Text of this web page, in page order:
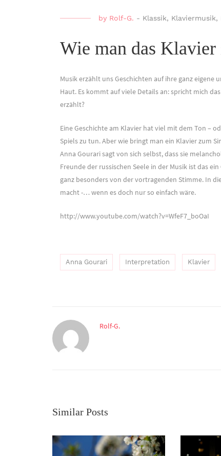
by Rolf-G. - Klassik, Klaviermusik,
Wie man das
Musik erzählt uns Geschichten auf ihre ganz
Haut. Es kommt auf viele Details an: spricht mich
erzählt?
Eine Geschichte am Klavier hat viel mit dem Ton –
Spiels zu tun. Aber wie bringt man ein Klavier zum
Anna Gourari sagt von sich selbst, dass sie
Freunde der russischen Seele in der Musik ist das
ganz besonders von der vortragenden Stimme. In
macht -… wenn es doch nur so einfach wäre.
http://www.youtube.com/watch?v=WfeF7_boOaI
Anna Gourari Interpretation Klavier
Rolf-G.
Similar Posts